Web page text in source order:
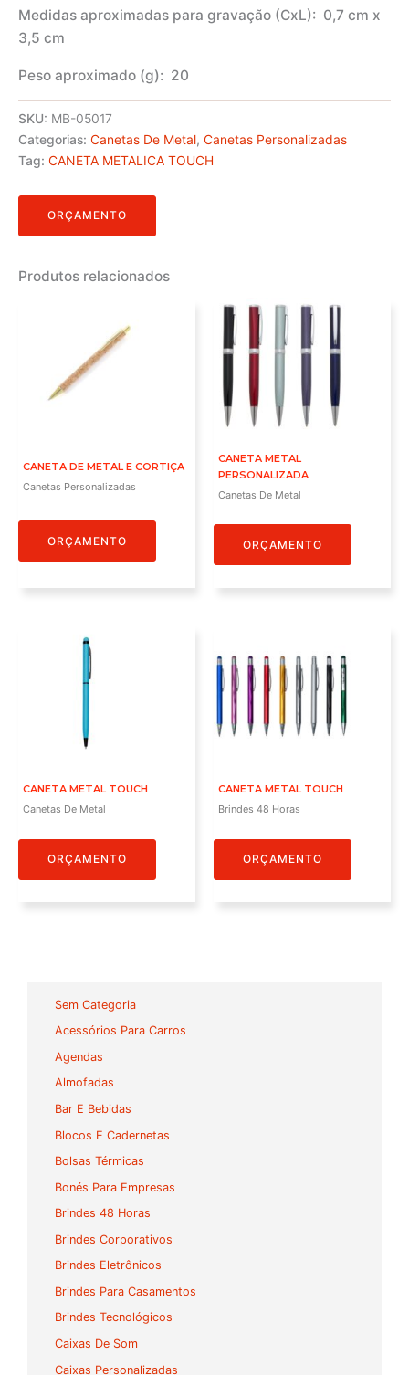
Sem Categoria
Acessórios Para Carros
Agendas
Almofadas
Bar E Bebidas
Blocos E Cadernetas
Bolsas Térmicas
Bonés Para Empresas
Brindes 48 Horas
Brindes Corporativos
Brindes Eletrônicos
Brindes Para Casamentos
Brindes Tecnológicos
Caixas De Som
Caixas Personalizadas
Medidas aproximadas para gravação (CxL): 0,7 cm x
3,5 cm
Peso aproximado (g): 20
SKU: MB-05017
Categorias: Canetas De Metal, Canetas Personalizadas
Tag: CANETA METALICA TOUCH
ORÇAMENTO
Produtos relacionados
CANETA DE METAL E CORTIÇA
Canetas Personalizadas
ORÇAMENTO
CANETA METAL
PERSONALIZADA
Canetas De Metal
ORÇAMENTO
CANETA METAL TOUCH
Canetas De Metal
ORÇAMENTO
CANETA METAL TOUCH
Brindes 48 Horas
ORÇAMENTO